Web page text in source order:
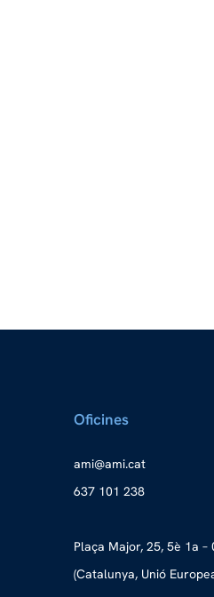
Oficines
tac.i
ma@im
a
637 101 238
Plaça Major, 25, 5è 1a –
(Catalunya, Unió